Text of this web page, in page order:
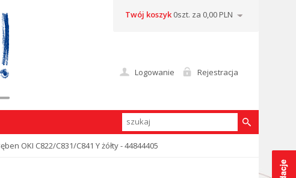
Logowanie Rejestracja
Twój koszyk 0szt. za 0,00 PLN
OKI C822/C831/C841 Y żółty - 44844405